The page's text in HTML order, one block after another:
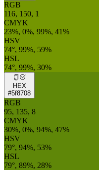
RGB
116, 150, 1
CMYK
23%, 0%, 99%, 41%
HSV
74°, 99%, 59%
HSL
74°, 99%, 30%
HEX
#5f8708
RGB
95, 135, 8
CMYK
30%, 0%, 94%, 47%
HSV
79°, 94%, 53%
HSL
79°, 89%, 28%